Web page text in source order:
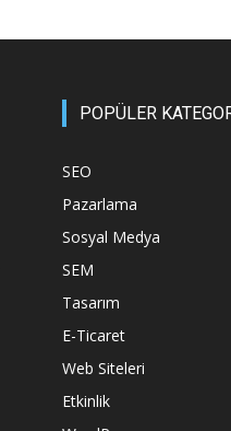
POPÜLER
SEO
Pazarlama
Sosyal Medya
SEM
Tasarım
E-Ticaret
Web Siteleri
Etkinlik